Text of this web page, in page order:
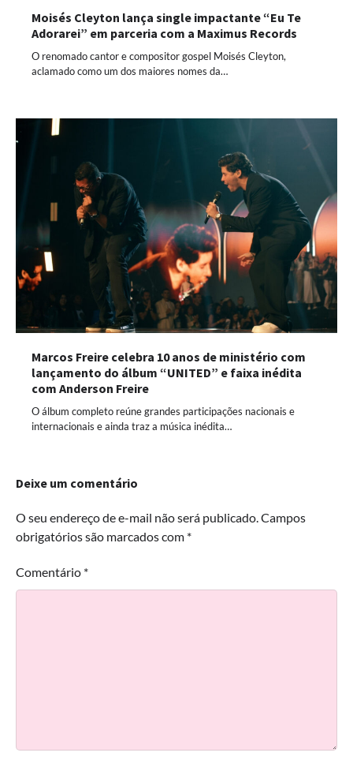
Moisés Cleyton lança single impactante “Eu Te
Adorarei” em parceria com a Maximus Records
O renomado cantor e compositor gospel Moisés Cleyton,
aclamado como um dos maiores nomes da…
Marcos Freire celebra 10 anos de ministério com
lançamento do álbum “UNITED” e faixa inédita
com Anderson Freire
O álbum completo reúne grandes participações nacionais e
internacionais e ainda traz a música inédita…
Deixe um comentário
O seu endereço de e-mail não será publicado. Campos
obrigatórios são marcados com *
Comentário *